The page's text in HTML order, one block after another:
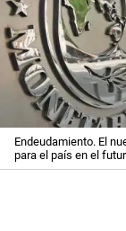
Endeudamiento. El
para el país en el